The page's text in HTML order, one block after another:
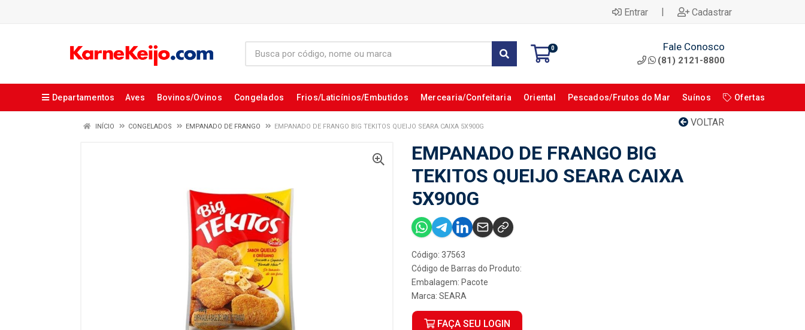
Entrar | Cadastrar
0 Fale Conosco
(81) 2121-8800
Departamentos Aves Bovinos/Ovinos Congelados Frios/Laticínios/Embutidos Mercearia/Confeitaria Oriental Pescados/Frutos do Mar Suínos Ofertas
VOLTAR
INÍCIO CONGELADOS EMPANADO DE FRANGO EMPANADO DE FRANGO BIG TEKITOS QUEIJO SEARA CAIXA 5X900G
EMPANADO DE FRANGO BIG
TEKITOS QUEIJO SEARA CAIXA
5X900G
Código: 37563
Código de Barras do Produto:
Embalagem: Pacote
Marca: SEARA
FAÇA SEU LOGIN